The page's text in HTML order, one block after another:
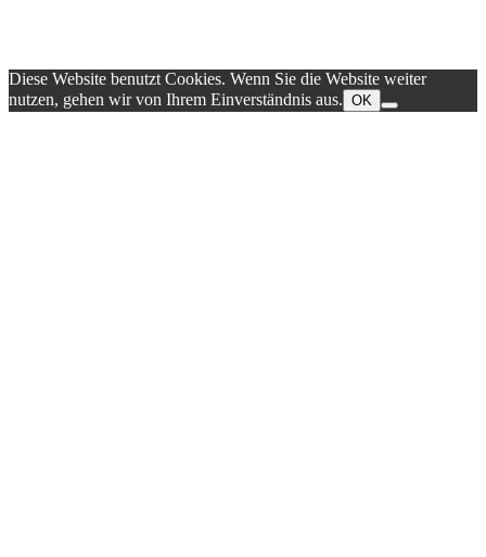
Diese Website benutzt Cookies. Wenn Sie die Website weiter
nutzen, gehen wir von Ihrem Einverständnis aus. OK